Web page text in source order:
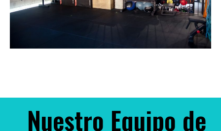
Nuestro Equipo de